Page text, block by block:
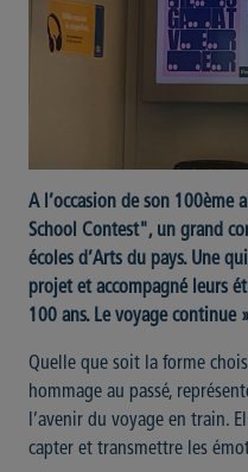
A l’occasion de son 100ème
School Contest", un grand
écoles d’Arts du pays. Une
projet et accompagné leurs
100 ans. Le voyage continue
Quelle que soit la forme
hommage au passé,
l’avenir du voyage en train.
capter et transmettre les